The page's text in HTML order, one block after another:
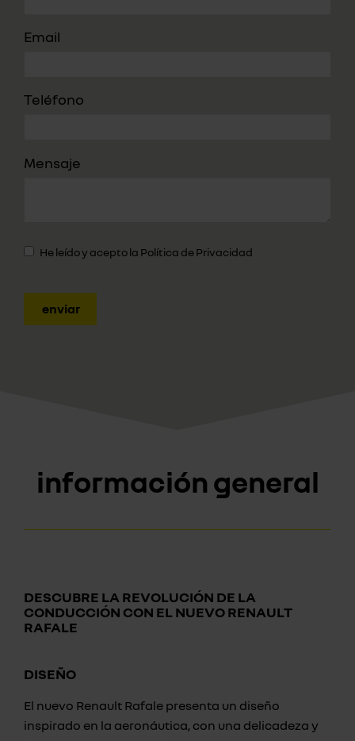
Email
Teléfono
Mensaje
He leído y acepto la Política de Privacidad
enviar
información general
DESCUBRE LA REVOLUCIÓN DE LA
CONDUCCIÓN CON EL NUEVO RENAULT
RAFALE
DISEÑO
El nuevo Renault Rafale presenta un diseño
inspirado en la aeronáutica, con una delicadeza y